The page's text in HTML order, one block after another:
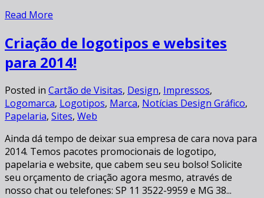
Read More
Criação de logotipos e websites
para 2014!
Posted in Cartão de Visitas, Design, Impressos,
Logomarca, Logotipos, Marca, Notícias Design Gráfico,
Papelaria, Sites, Web
Ainda dá tempo de deixar sua empresa de cara nova para
2014. Temos pacotes promocionais de logotipo,
papelaria e website, que cabem seu seu bolso! Solicite
seu orçamento de criação agora mesmo, através de
nosso chat ou telefones: SP 11 3522-9959 e MG 38...